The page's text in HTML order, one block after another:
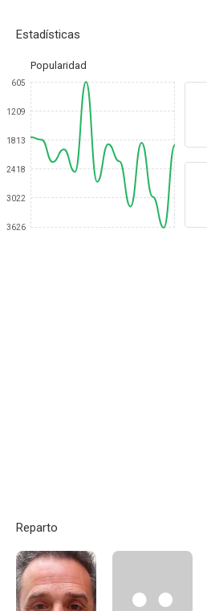
Estadísticas
Popularidad
605
1209
1813
2418
3022
3626
Reparto